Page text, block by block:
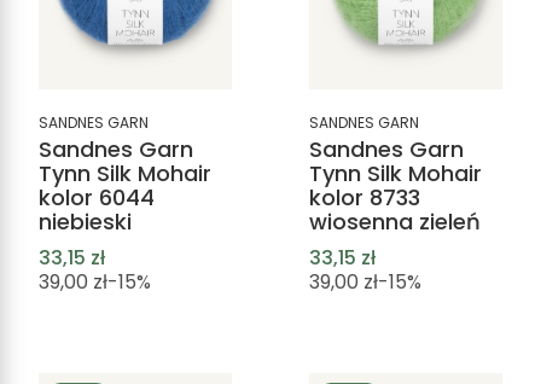
SANDNES GARN
Sandnes Garn
Tynn Silk Mohair
kolor 6044
niebieski
33,15 zł
39,00 zł-15%
SANDNES GARN
Sandnes Garn
Tynn Silk Mohair
kolor 8733
wiosenna zieleń
33,15 zł
39,00 zł-15%